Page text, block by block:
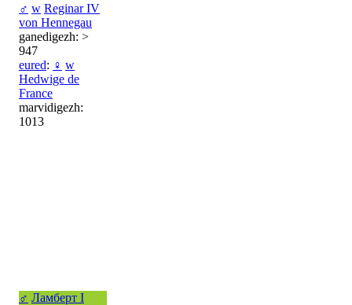
♂ w Reginar IV
von Hennegau
ganedigezh: >
947
eured: ♀ w
Hedwige de
France
marvidigezh:
1013
♂ Ламберт I